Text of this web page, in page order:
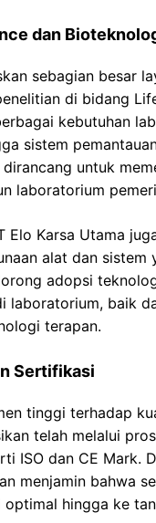
dan
sebagian besar
di bidang
kebutuhan
sistem
untuk
laboratorium
Elo Karsa Utama
alat dan sistem
adopsi
laboratorium, baik
terapan.
Sertifikasi
tinggi terhadap
telah melalui
ISO dan CE Mark.
menjamin bahwa
hingga ke